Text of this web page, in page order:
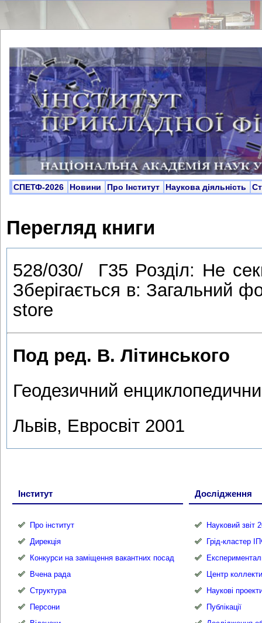
СПЕТФ-2026 Новини Про Інститут Наукова діяльність
Перегляд книги
528/030/ Г35 Розділ: Не
Зберігається в: Загальний
store
Под ред. В. Літинського
Геодезичний
Львів, Евросвіт 2001
Інститут
Про інститут
Дирекція
Конкурси на заміщення вакантних посад
Вчена рада
Структура
Персони
Дослідження
Науковий звіт
Грід-кластер
Центр
Наукові
Публікації